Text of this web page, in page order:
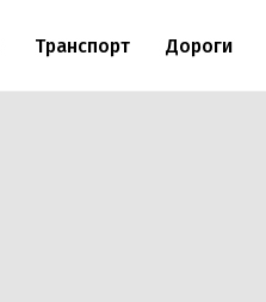
Транспорт Дороги